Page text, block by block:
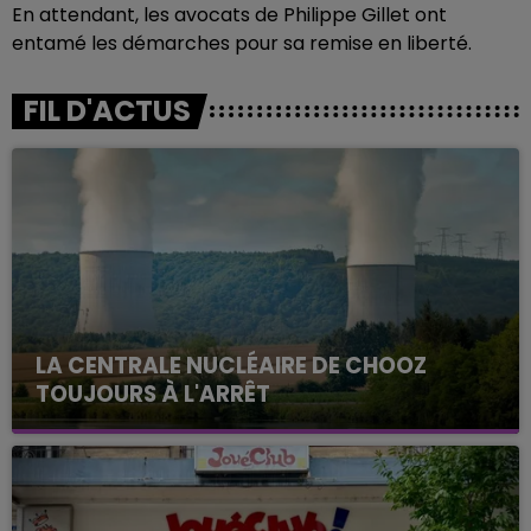
En attendant, les avocats de Philippe Gillet ont
entamé les démarches pour sa remise en liberté.
FIL D'ACTUS
LA CENTRALE NUCLÉAIRE DE CHOOZ
TOUJOURS À L'ARRÊT
Cela fait déjà une semaine que la centrale
nucléaire ardennaise est à l'arrêt. Une situation
justifiée par la sécheresse intense qui est toujours
présente.